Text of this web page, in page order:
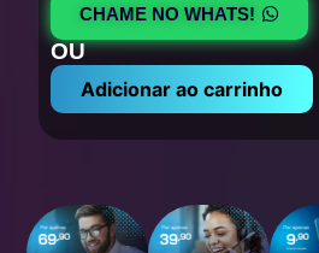
CHAME NO WHATS!
OU
Adicionar ao carrinho